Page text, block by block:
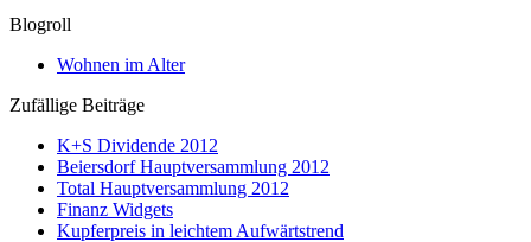
Blogroll
Wohnen im Alter
Zufällige Beiträge
K+S Dividende 2012
Beiersdorf Hauptversammlung 2012
Total Hauptversammlung 2012
Finanz Widgets
Kupferpreis in leichtem Aufwärtstrend